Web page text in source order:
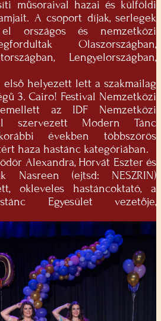
műsoraival hazai és külföldi
A csoport díjak, serlegek
országos és nemzetközi
Olaszországban,
Lengyelországban,
első helyezett lett a szakmailag
3. Cairo! Festival Nemzetközi
emellett az IDF Nemzetközi
szervezett Modern Tánc
években többszörös
haza hastánc kategóriában.
Alexandra, Horvát Eszter és
Nasreen (ejtsd: NESZRIN)
okleveles hastáncoktató, a
Egyesület vezetője,